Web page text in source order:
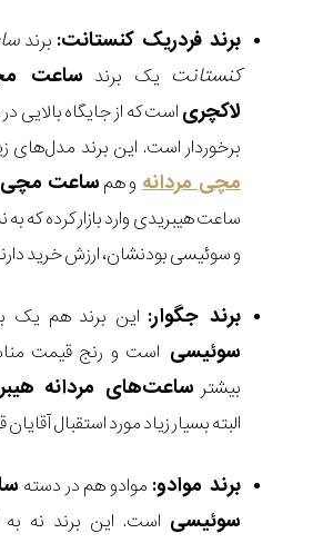
برند فردریک کنستانت: برند
کنستانت یک برند ساعت
لاکچری است که از جایگاه
برخوردار است. این برند مدل‌های
مچی مردانه و هم ساعت مچی
ساعت هیبریدی وارد بازار کرده که
و سوئیسی بودنشان، ارزش خرید
برند جگوار: این برند هم یک
سوئیسی است و رنج قیمت
بیشتر ساعت‌های مردانه
البته بسیار زیاد مورد استقبال آقایان
برند موادو: موادو هم در دسته
سوئیسی است. این برند نه به